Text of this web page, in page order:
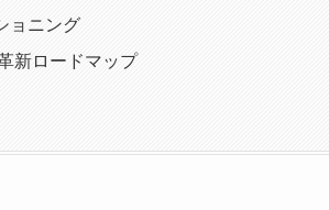
ョニング
新ロードマップ